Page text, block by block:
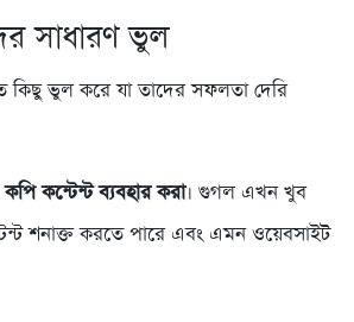
সাধারণ ভুল
কিছু ভুল করে যা তাদের সফলতা দেরি
কপি কন্টেন্ট ব্যবহার করা। গুগল এখন খুব
শনাক্ত করতে পারে এবং এমন ওয়েবসাইট